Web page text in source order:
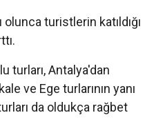
turistlerin katıldığı
turları, Antalya'dan
ve Ege turlarının yanı
da oldukça rağbet